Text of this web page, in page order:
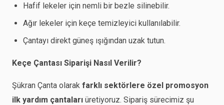
Hafif lekeler için nemli bir bezle silinebilir.
Ağır lekeler için keçe temizleyici kullanılabilir.
Çantayı direkt güneş ışığından uzak tutun.
Keçe Çantası Siparişi Nasıl Verilir?
Şükran Çanta olarak farklı sektörlere özel promosyon
ilk yardım çantalarıüretiyoruz. Sipariş sürecimiz şu